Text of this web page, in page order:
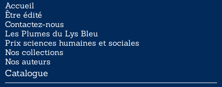
Accueil
Être édité
Contactez-nous
Les Plumes du Lys Bleu
Prix sciences humaines et sociales
Nos collections
Nos auteurs
Catalogue